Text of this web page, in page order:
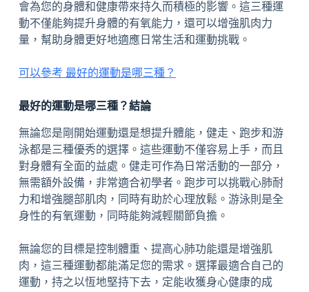
會為您的身體和健康帶來持久而積極的影響。這三種運
動不僅能夠提升身體的有氧能力，還可以增強肌肉力
量，幫助身體更好地適應日常生活和運動挑戰。
可以參考 最好的運動是哪三種？
最好的運動是哪三種？結論
無論您是剛開始運動還是想提升體能，健走、跑步和游
泳都是三種優秀的選擇。這些運動不僅容易上手，而且
對身體有全面的益處。健走可作為日常活動的一部分，
無需額外設備，非常適合初學者。跑步可以挑戰心肺耐
力和增強腿部肌肉，同時有助於心理放鬆。游泳則是全
身性的有氧運動，同時能夠減輕關節負擔。
無論您的目標是控制體重、提高心肺功能還是增強肌
肉，這三種運動都能滿足您的需求。選擇最適合自己的
運動，持之以恆地堅持下去，定能收獲身心健康的成